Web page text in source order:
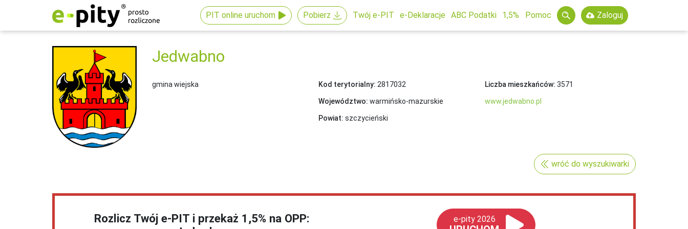
PIT online uruchom Pobierz Twój e-PIT e-Deklaracje ABC Podatki 1,5% Pomoc Zaloguj
Jedwabno
gmina wiejska Kod terytorialny: 2817032
Województwo: warmińsko-mazurskie
Powiat: szczycieński
Liczba mieszkańców: 3571
www.jedwabno.pl
wróć do wyszukiwarki
Rozlicz Twój e-PIT i przekaż 1,5% na OPP:
e-pity 2026